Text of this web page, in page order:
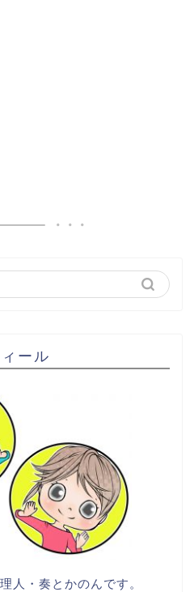
ール
人・奏とかのんです。